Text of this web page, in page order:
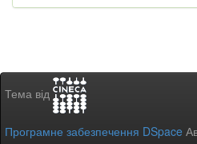
Тема від
Програмне забезпечення DSpace